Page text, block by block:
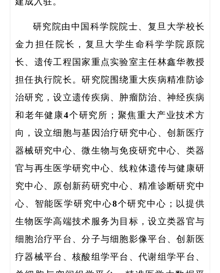
研究院由中国科学院院士、复旦大学校长
金力担任院长，复旦大学生命科学学院原院
长、遗传工程国家重点实验室主任林鑫华教授
担任执行院长。研究院围绕重大疾病精准防诊
治研究，设立遗传疾病、肿瘤防治、神经疾病
和老年健康4个研究所；聚焦重大产业技术方
向，设立细胞与基因治疗研究中心、创新医疗
器械研究中心、微生物与免疫研究中心、类器
官与再生医学研究中心、线粒体遗传与健康研
究中心、原创新药研究中心、精准诊断研究中
心、智能医学研究中心8个研究中心；以提供
生物医学高端技术服务为目标，设立类器官与
细胞治疗平台、分子与细胞影像平台、创新医
疗器械平台、核酸组学平台、代谢组学平台、